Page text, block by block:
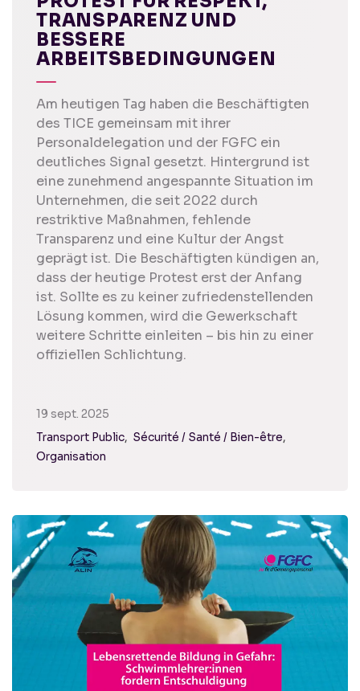
TRANSPARENZ UND
BESSERE
ARBEITSBEDINGUNGEN
Am heutigen Tag haben die Beschäftigten
des TICE gemeinsam mit ihrer
Personaldelegation und der FGFC ein
deutliches Signal gesetzt. Hintergrund ist
eine zunehmend angespannte Situation im
Unternehmen, die seit 2022 durch
restriktive Maßnahmen, fehlende
Transparenz und eine Kultur der Angst
geprägt ist. Die Beschäftigten kündigen an,
dass der heutige Protest erst der Anfang
ist. Sollte es zu keiner zufriedenstellenden
Lösung kommen, wird die Gewerkschaft
weitere Schritte einleiten – bis hin zu einer
offiziellen Schlichtung.
19 sept. 2025
Transport Public
Sécurité / Santé / Bien-être
Organisation